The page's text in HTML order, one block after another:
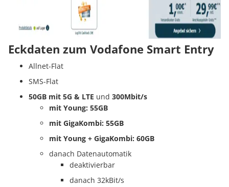
Eckdaten zum Vodafone Smart Entry
Allnet-Flat
SMS-Flat
50GB mit 5G & LTE und 300Mbit/s
mit Young: 55GB
mit GigaKombi: 55GB
mit Young + GigaKombi: 60GB
danach Datenautomatik
deaktivierbar
danach 32kBit/s